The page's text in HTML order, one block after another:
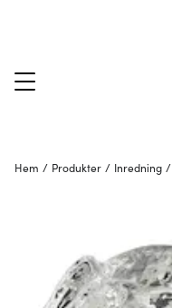
Hem / Produkter / Inredning /